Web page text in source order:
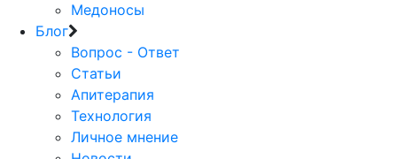
Медоносы
Блог
Вопрос - Ответ
Статьи
Апитерапия
Технология
Личное мнение